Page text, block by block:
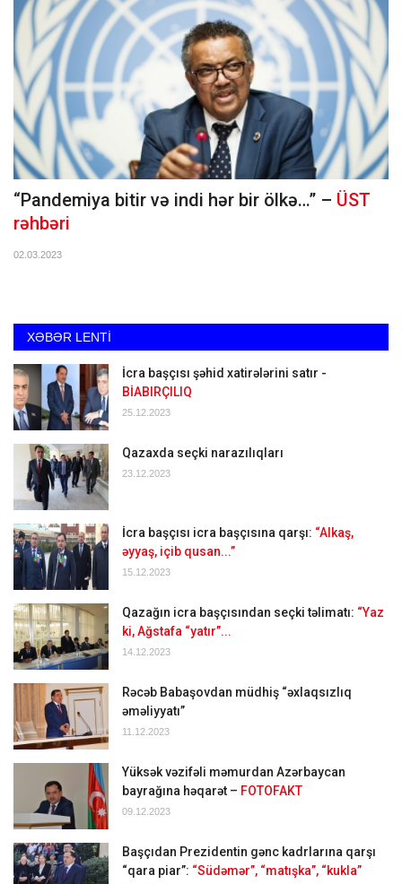
“Pandemiya bitir və indi hər bir ölkə…” – ÜST
rəhbəri
02.03.2023
XƏBƏR LENTİ
İcra başçısı şəhid xatirələrini satır -
BİABIRÇILIQ
25.12.2023
Qazaxda seçki narazılıqları
23.12.2023
İcra başçısı icra başçısına qarşı: “Alkaş,
əyyaş, içib qusan...”
15.12.2023
Qazağın icra başçısından seçki təlimatı: “Yaz
ki, Ağstafa “yatır”...
14.12.2023
Rəcəb Babaşovdan müdhiş “əxlaqsızlıq
əməliyyatı”
11.12.2023
Yüksək vəzifəli məmurdan Azərbaycan
bayrağına həqarət – FOTOFAKT
09.12.2023
Başçıdan Prezidentin gənc kadrlarına qarşı
“qara piar”: “Südəmər”, “matışka”, “kukla”